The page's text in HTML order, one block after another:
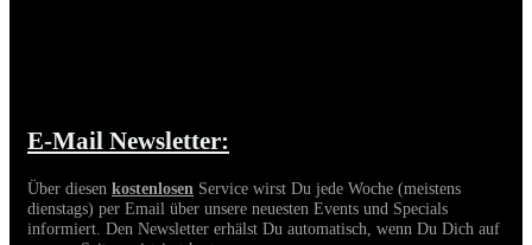
E-Mail Newsletter:
Über diesen kostenlosen Service wirst Du jede Woche (meistens
dienstags) per Email über unsere neuesten Events und Specials
informiert. Den Newsletter erhälst Du automatisch, wenn Du Dich auf